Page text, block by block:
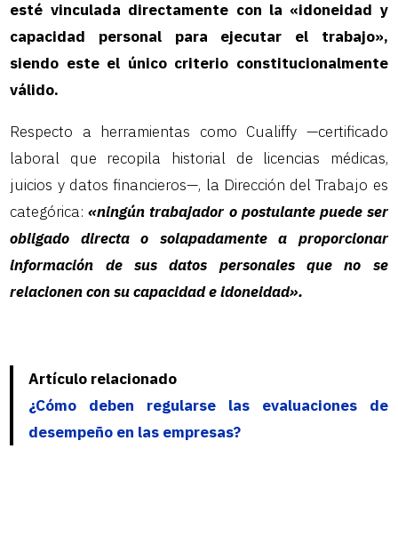
esté vinculada directamente con la «idoneidad y
capacidad personal para ejecutar el trabajo»,
siendo este el único criterio constitucionalmente
válido.
Respecto a herramientas como Cualiffy —certificado
laboral que recopila historial de licencias médicas,
juicios y datos financieros—, la Dirección del Trabajo es
categórica:«ningún trabajador o postulante puede ser
obligado directa o solapadamente a proporcionar
información de sus datos personales que no se
relacionen con su capacidad e idoneidad».
Artículo relacionado
¿Cómo deben regularse las evaluaciones de
desempeño en las empresas?